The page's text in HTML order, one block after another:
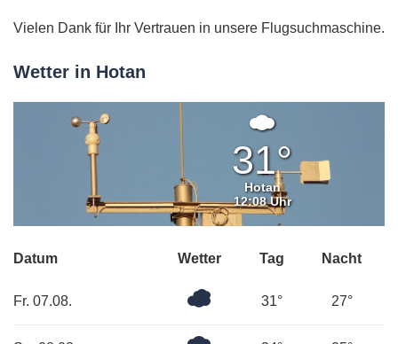
Vielen Dank für Ihr Vertrauen in unsere Flugsuchmaschine.
Wetter in Hotan
Mäßig
bewölkt
31°
Hotan
12:08 Uhr
Datum Wetter Tag Nacht
Fr. 07.08.
Überwiegend
31° 27°